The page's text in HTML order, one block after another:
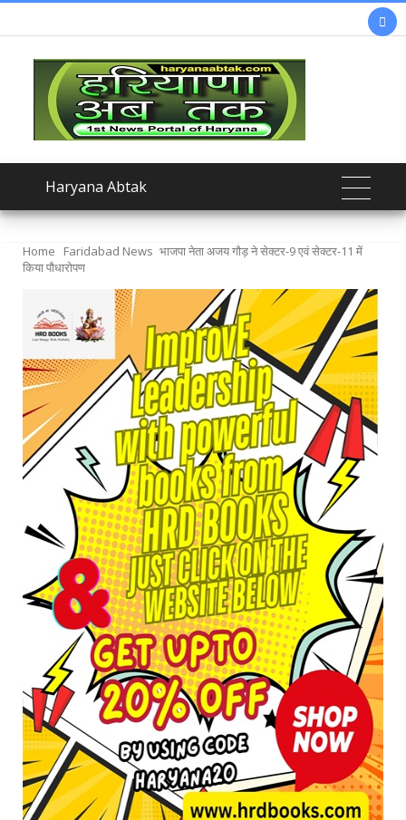

Haryana Abtak
Home Faridabad News भाजपा नेता अजय गौड़ ने सेक्टर-9 एवं सेक्टर-11 में
किया पौधारोपण